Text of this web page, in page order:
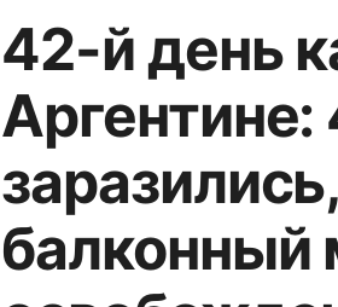
42-й день
балконный